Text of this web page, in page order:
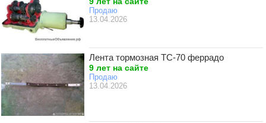
Продаю
13.04.2026
Лента тормозная ТС-70 феррадо
9 лет на сайте
Продаю
13.04.2026